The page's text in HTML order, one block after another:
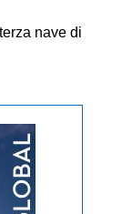
nave di